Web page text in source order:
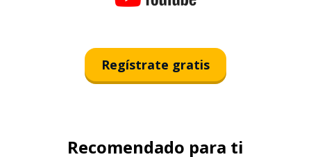
Regístrate gratis
Recomendado para ti